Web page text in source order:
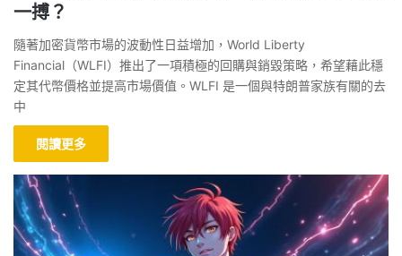
一搏？
隨著加密貨幣市場的波動性日益增加，World Liberty
Financial（WLFI）推出了一項積極的回購與銷毀策略，希望藉此穩
定其代幣價格並提高市場價值。WLFI 是一個與特朗普家族有關的去
中
閱讀更多